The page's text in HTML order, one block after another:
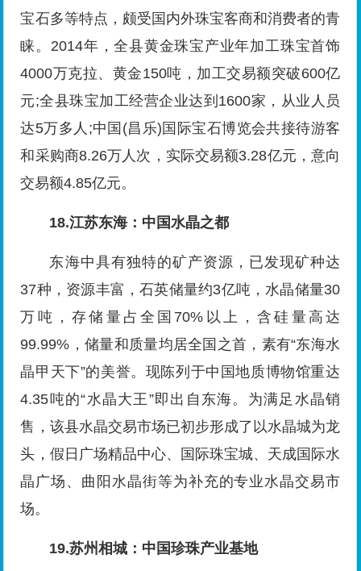
宝石多等特点，颇受国内外珠宝客商和消费者的青
睐。2014年，全县黄金珠宝产业年加工珠宝首饰
4000万克拉、黄金150吨，加工交易额突破600亿
元;全县珠宝加工经营企业达到1600家，从业人员
达5万多人;中国(昌乐)国际宝石博览会共接待游客
和采购商8.26万人次，实际交易额3.28亿元，意向
交易额4.85亿元。
18.江苏东海：中国水晶之都
东海中具有独特的矿产资源，已发现矿种达
37种，资源丰富，石英储量约3亿吨，水晶储量30
万吨，存储量占全国70%以上，含硅量高达
99.99%，储量和质量均居全国之首，素有“东海水
晶甲天下”的美誉。现陈列于中国地质博物馆重达
4.35吨的“水晶大王”即出自东海。为满足水晶销
售，该县水晶交易市场已初步形成了以水晶城为龙
头，假日广场精品中心、国际珠宝城、天成国际水
晶广场、曲阳水晶街等为补充的专业水晶交易市
场。
19.苏州相城：中国珍珠产业基地